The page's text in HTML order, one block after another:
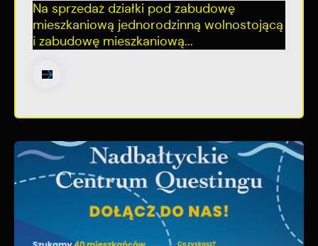
Na sprzedaż działki pod zabudowę
mieszkaniową jednorodzinną wolnostojącą
i zabudowę mieszkaniową...